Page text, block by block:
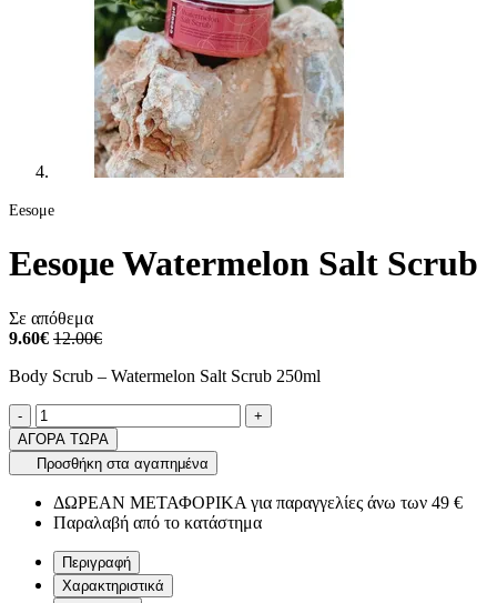
Eesομe
Eesoμe Watermelon Salt Scrub
Σε απόθεμα
9.60€ 12.00€
Body Scrub – Watermelon Salt Scrub 250ml
Ποσότητα
-product.increase.quantity +
ΑΓΟΡΑ ΤΩΡΑ
Προσθήκη στα αγαπημένα
ΔΩΡΕΑΝ ΜΕΤΑΦΟΡΙΚΑ για παραγγελίες άνω των 49 €
Παραλαβή από το κατάστημα
Περιγραφή
Χαρακτηριστικά